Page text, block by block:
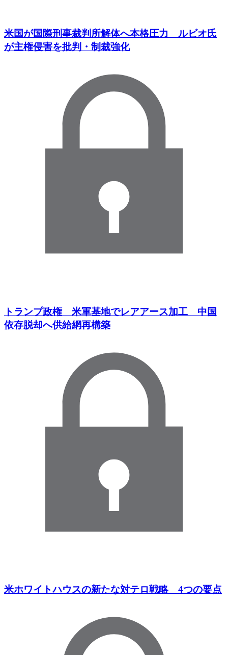
米国が国際刑事裁判所解体へ本格圧力 ルビオ氏
が主権侵害を批判・制裁強化
トランプ政権 米軍基地でレアアース加工 中国
依存脱却へ供給網再構築
米ホワイトハウスの新たな対テロ戦略 4つの要点